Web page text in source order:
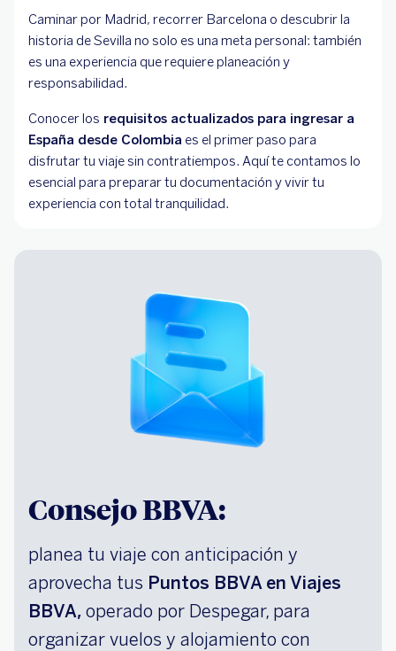
Caminar por Madrid, recorrer Barcelona o descubrir la
historia de Sevilla no solo es una meta personal: también
es una experiencia que requiere planeación y
responsabilidad.
Conocer los requisitos actualizados para ingresar a
España desde Colombia es el primer paso para
disfrutar tu viaje sin contratiempos. Aquí te contamos lo
esencial para preparar tu documentación y vivir tu
experiencia con total tranquilidad.
Consejo BBVA:
planea tu viaje con anticipación y
aprovecha tus Puntos BBVA en Viajes
BBVA, operado por Despegar, para
organizar vuelos y alojamiento con